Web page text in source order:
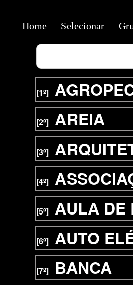
[1º]
[2º] AREIA
[3º]
[4º]
[5º] AULA DE
[6º] AUTO
[7º] BANCA
Home Selecionar